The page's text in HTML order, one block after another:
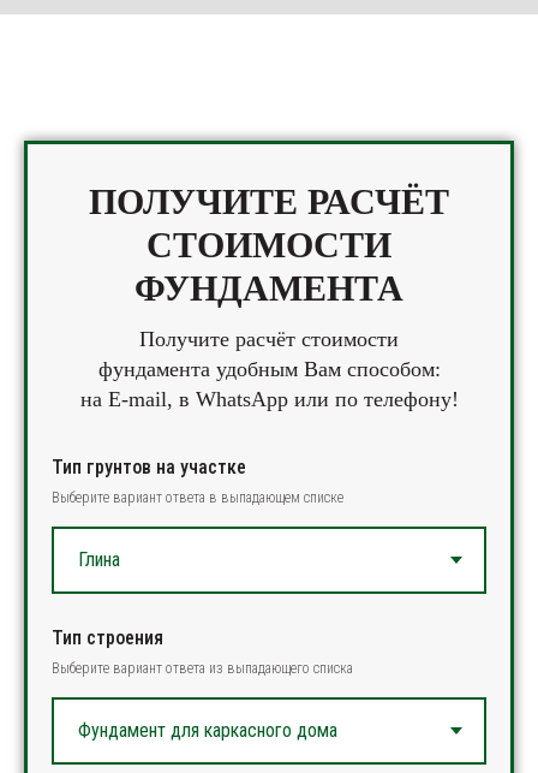
ПОЛУЧИТЕ РАСЧЁТ
СТОИМОСТИ
ФУНДАМЕНТА
Получите расчёт стоимости
фундамента удобным Вам способом:
на E-mail, в WhatsApp или по телефону!
Тип грунтов на участке
Выберите вариант ответа в выпадающем списке
Тип строения
Выберите вариант ответа из выпадающего списка